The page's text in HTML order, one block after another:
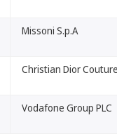
Missoni S.p.A
Christian Dior Couture
Vodafone Group PLC